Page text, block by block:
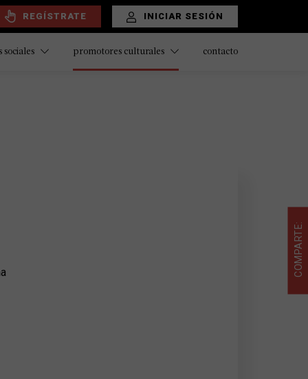
REGÍSTRATE INICIAR SESIÓN
sociales promotores culturales contacto
COMPARTE: